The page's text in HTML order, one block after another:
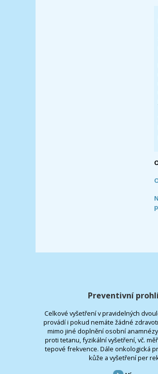
Preventivní
Celkové vyšetření v pravidelných
provádí i pokud nemáte žádné
mimo jiné doplnění osobní
proti tetanu, fyzikální vyšetření, vč.
tepové frekvence. Dále onkologická
kůže a vyšetření per